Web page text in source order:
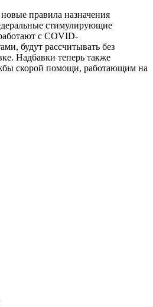
правила назначения
стимулирующие
с COVID-
будут рассчитывать без
Надбавки теперь также
скорой помощи, работающим на